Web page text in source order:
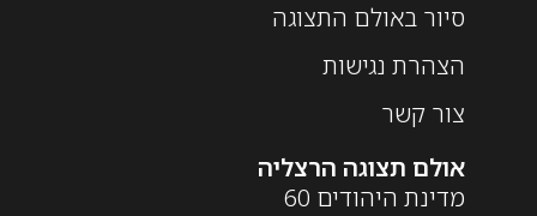
סיור באולם התצוגה
הצהרת נגישות
צור קשר
אולם תצוגה הרצליה
מדינת היהודים 60